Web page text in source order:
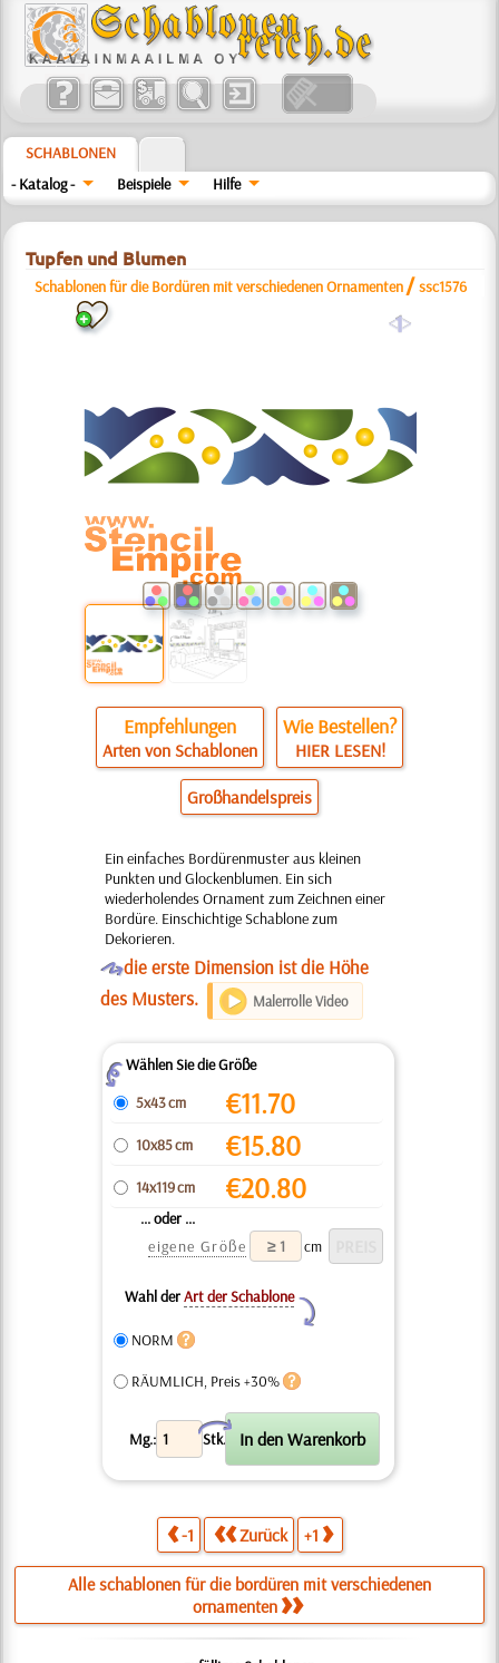
SCHABLONEN
- Katalog -
Beispiele Hilfe
Tupfen und Blumen
Schablonen für die Bordüren mit verschiedenen Ornamenten /ssc1576
a
Empfehlungen
Arten von Schablonen
Wie Bestellen?
HIER LESEN!
Großhandelspreis
Ein einfaches Bordürenmuster aus kleinen
Punkten und Glockenblumen. Ein sich
wiederholendes Ornament zum Zeichnen einer
Bordüre. Einschichtige Schablone zum
Dekorieren.
Odie erste Dimension ist die Höhe
des Musters.
Malerrolle Video
ZWählen Sie die Größe
5x43 cm
€11.70
10x85 cm €15.80
14x119 cm €20.80
... oder ...
eigene Größe
cm
Wahl derArt der Schablone
Y
NORM
RÄUMLICH, Preis +30%
Mg.: Stk.
X
-1 Zurück +1
Alle schablonen für die bordüren mit verschiedenen
ornamenten